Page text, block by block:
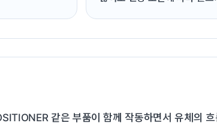
같은 부품이 함께 작동하면서 유체의